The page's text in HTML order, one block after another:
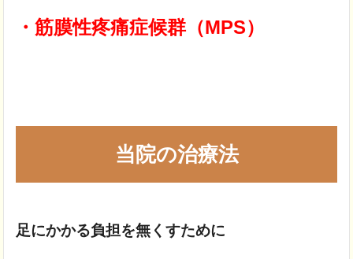
・筋膜性疼痛症候群（MPS）
当院の治療法
足にかかる負担を無くすために